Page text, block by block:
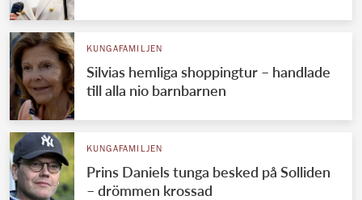
KUNGAFAMILJEN
Silvias hemliga shoppingtur – handlade
till alla nio barnbarnen
KUNGAFAMILJEN
Prins Daniels tunga besked på Solliden
– drömmen krossad